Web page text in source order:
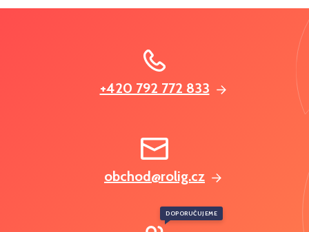
+420 792 772 833
obchod@rolig.cz
DOPORUČUJEME